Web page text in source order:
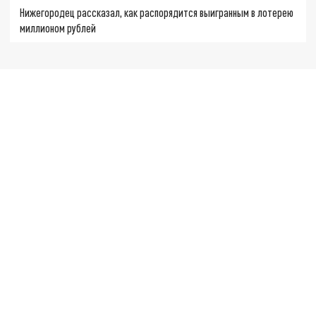
Нижегородец рассказал, как распорядится выигранным в лотерею
миллионом рублей